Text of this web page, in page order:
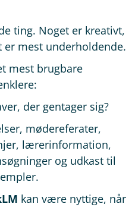
ting. Noget er kreativt,
er mest underholdende.
mest brugbare
der gentager sig?
mødereferater,
lærerinformation,
og udkast til
kan være nyttige, når